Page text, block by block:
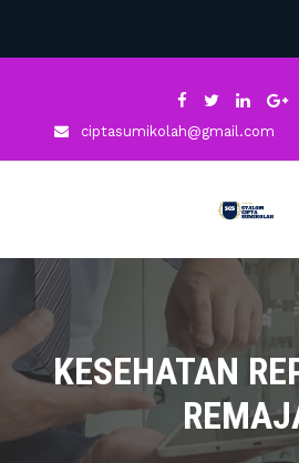
ciptasumikolah@gmail.com
KESEHATAN